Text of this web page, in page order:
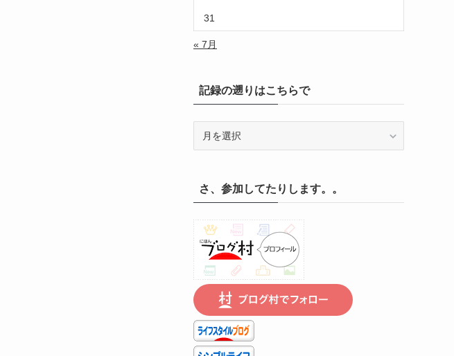
31
« 7月
記録の遡りはこちらで
り
は
こ
ち
ら
で
さ、参加してたりします。。